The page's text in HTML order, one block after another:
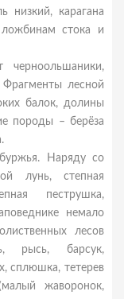
низкий, карагана
ложбинам стока и
черноольшаники,
Фрагменты лесной
балок, долины
породы – берёза
Наряду со
лунь, степная
пеструшка,
немало
лесов
рысь, барсук,
сплюшка, тетерев
жаворонок,